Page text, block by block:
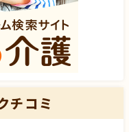
チコミ